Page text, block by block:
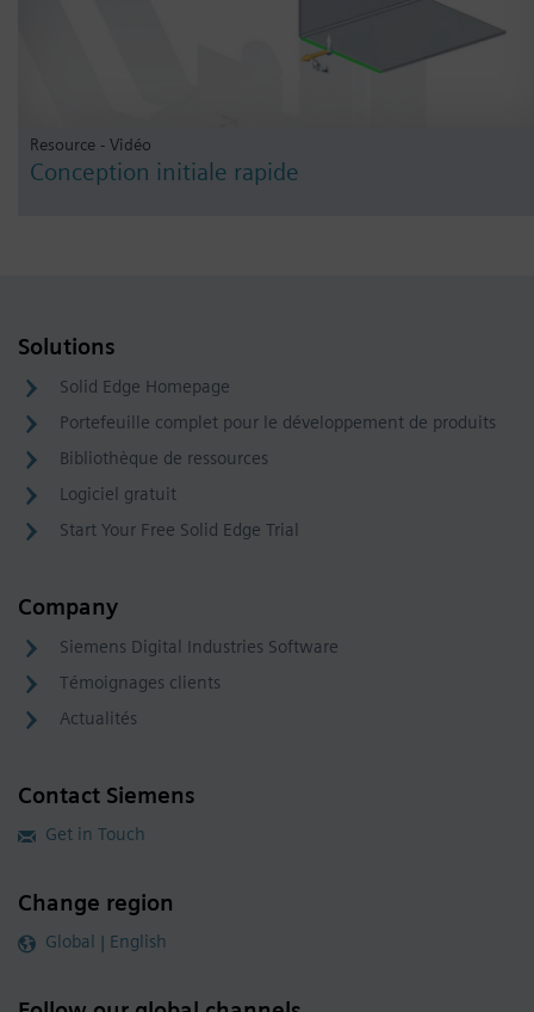
Resource - Vidéo
Conception initiale rapide
Solutions
Solid Edge Homepage
Portefeuille complet pour le développement de produits
Bibliothèque de ressources
Logiciel gratuit
Start Your Free Solid Edge Trial
Company
Siemens Digital Industries Software
Témoignages clients
Actualités
Contact Siemens
Get in Touch
Change region
Global | English